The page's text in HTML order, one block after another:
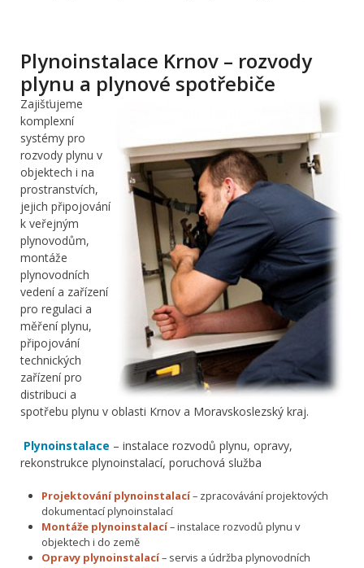
Plynoinstalace Krnov – rozvody
plynu a plynové spotřebiče
Zajišťujeme
komplexní
systémy pro
rozvody plynu v
objektech i na
prostranstvích,
jejich připojování
k veřejným
plynovodům,
montáže
plynovodních
vedení a zařízení
pro regulaci a
měření plynu,
připojování
technických
zařízení pro
distribuci a
spotřebu plynu v oblasti Krnov a Moravskoslezský kraj.
Plynoinstalace – instalace rozvodů plynu, opravy,
rekonstrukce plynoinstalací, poruchová služba
Projektování plynoinstalací– zpracovávání projektových
dokumentací plynoinstalací
Montáže plynoinstalací– instalace rozvodů plynu v
objektech i do země
Opravy plynoinstalací– servis a údržba plynovodních